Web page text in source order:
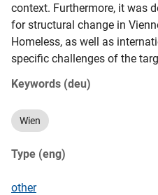
context. Furthermore, it was
for structural change in
Homeless, as well as
specific challenges of the
Keywords (deu)
Wien
Type (eng)
other